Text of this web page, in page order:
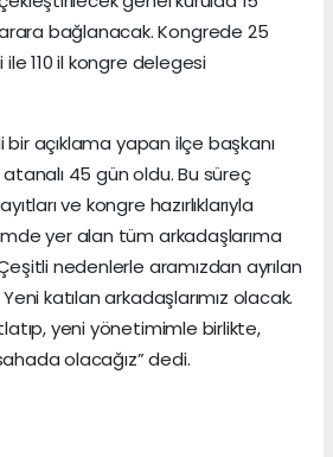
bağlanacak. Kongrede 25
110 il kongre delegesi
açıklama yapan ilçe başkanı
45 gün oldu. Bu süreç
ve kongre hazırlıklarıyla
yer alan tüm arkadaşlarıma
nedenlerle aramızdan ayrılan
katılan arkadaşlarımız olacak.
yeni yönetimimle birlikte,
olacağız” dedi.